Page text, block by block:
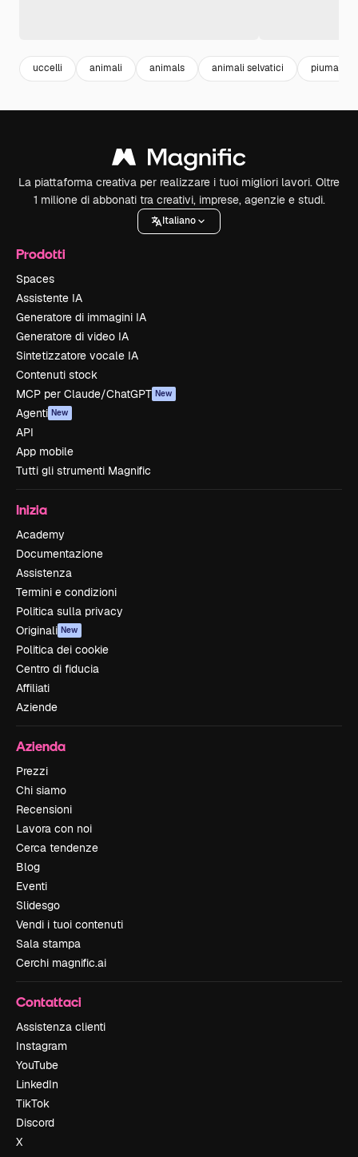
uccelli animali animals animali selvatici piuma
La piattaforma creativa per realizzare i tuoi migliori lavori. Oltre
1 milione di abbonati tra creativi, imprese, agenzie e studi.
Italiano
Prodotti
Spaces
Assistente IA
Generatore di immagini IA
Generatore di video IA
Sintetizzatore vocale IA
Contenuti stock
MCP per Claude/ChatGPT New
Agenti New
API
App mobile
Tutti gli strumenti Magnific
Inizia
Academy
Documentazione
Assistenza
Termini e condizioni
Politica sulla privacy
Originali New
Politica dei cookie
Centro di fiducia
Affiliati
Aziende
Azienda
Prezzi
Chi siamo
Recensioni
Lavora con noi
Cerca tendenze
Blog
Eventi
Slidesgo
Vendi i tuoi contenuti
Sala stampa
Cerchi magnific.ai
Contattaci
Assistenza clienti
Instagram
YouTube
LinkedIn
TikTok
Discord
X